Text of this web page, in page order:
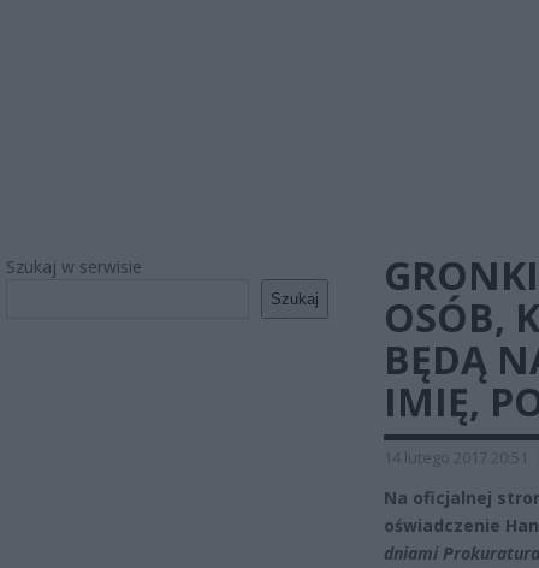
Szukaj w serwisie
Szukaj
OSÓB,
BĘDĄ
IMIĘ,
14 lutego 2017 20:51
Na oficjalnej
oświadczenie
dniami